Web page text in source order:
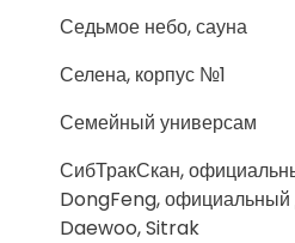
Седьмое небо, сауна
Селена, корпус №1
Семейный универсам
СибТракСкан,
DongFeng, официальный
Daewoo, Sitrak